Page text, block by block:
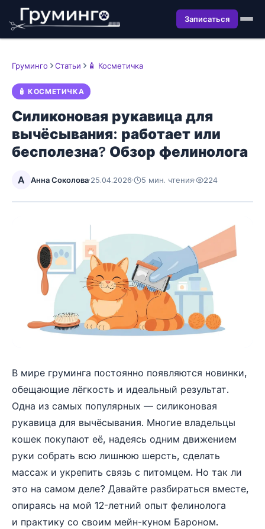
Записаться
Груминго Статьи 🧴 Косметичка
🧴 КОСМЕТИЧКА
Силиконовая рукавица для
вычёсывания: работает или
бесполезна? Обзор фелинолога
А Анна Соколова·25.04.2026· 5 мин. чтения· 224
В мире груминга постоянно появляются новинки,
обещающие лёгкость и идеальный результат.
Одна из самых популярных — силиконовая
рукавица для вычёсывания. Многие владельцы
кошек покупают её, надеясь одним движением
руки собрать всю лишнюю шерсть, сделать
массаж и укрепить связь с питомцем. Но так ли
это на самом деле? Давайте разбираться вместе,
опираясь на мой 12-летний опыт фелинолога
и практику со своим мейн-куном Бароном.